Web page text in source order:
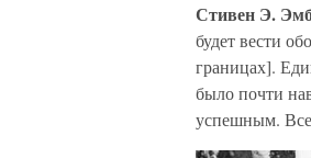
Стивен Э.
будет вести
границах].
было почти
успешным. Все